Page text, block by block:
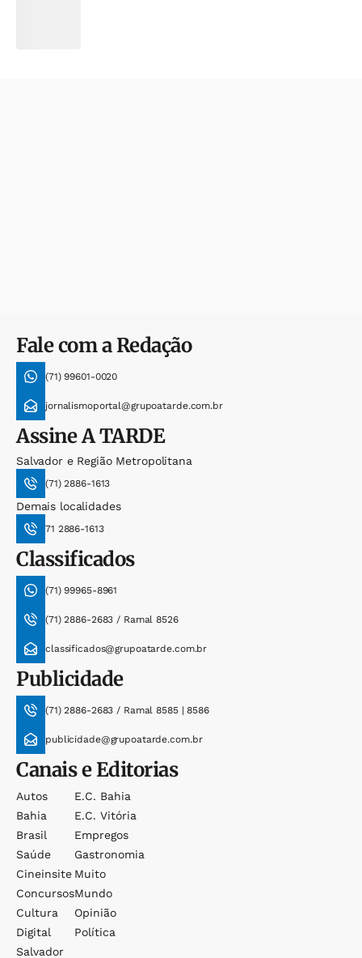
Fale com a Redação
(71) 99601-0020
jornalismoportal@grupoatarde.com.br
AssineA TARDE
Salvador e Região Metropolitana
(71) 2886-1613
Demais localidades
71 2886-1613
Classificados
(71) 99965-8961
(71) 2886-2683 / Ramal 8526
classificados@grupoatarde.com.br
Publicidade
(71) 2886-2683 / Ramal 8585 | 8586
publicidade@grupoatarde.com.br
Canais e Editorias
Autos
Bahia
Brasil
Saúde
Cineinsite
Concursos
Cultura
Digital
Salvador
E.c. Bahia
E.c. Vitória
Empregos
Gastronomia
Muito
Mundo
Opinião
Política